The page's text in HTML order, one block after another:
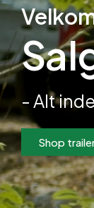
- Alt
Shop